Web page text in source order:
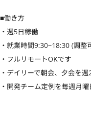
■働き方
・週5日稼働
・就業時間9:30~18:30 (調整
・フルリモートOKです
・デイリーで朝会、夕会を
・開発チーム定例を毎週月